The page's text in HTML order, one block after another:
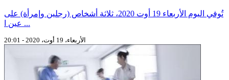
تُوفي اليوم الأربعاء 19 أوت 2020، ثلاثة أشخاص (رجلين وإمرأة) على
عين ا ...
الأربعاء، 19 أوت، 2020 - 20:01